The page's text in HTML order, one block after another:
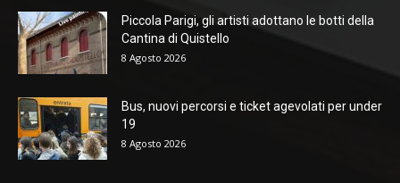
Piccola Parigi, gli artisti adottano le botti della
Cantina di Quistello
8 Agosto 2026
Bus, nuovi percorsi e ticket agevolati per under
19
8 Agosto 2026